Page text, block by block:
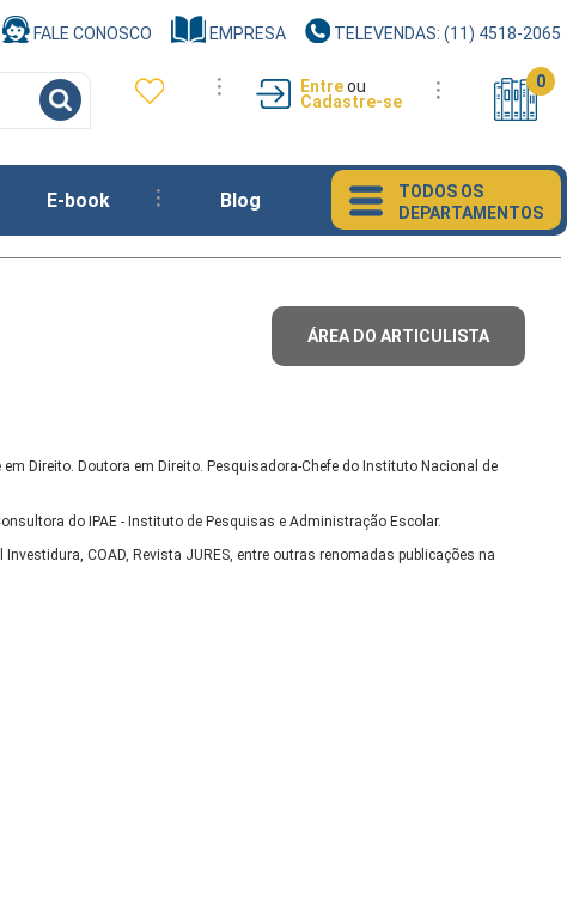
FALE CONOSCO EMPRESA TELEVENDAS: (11) 4518-2065
Entreou
Cadastre-se
0
E-book Blog
TODOS OS
DEPARTAMENTOS
ÁREA DO ARTICULISTA
Direito. Doutora em Direito. Pesquisadora-Chefe do Instituto Nacional de
do IPAE - Instituto de Pesquisas e Administração Escolar.
COAD, Revista JURES, entre outras renomadas publicações na